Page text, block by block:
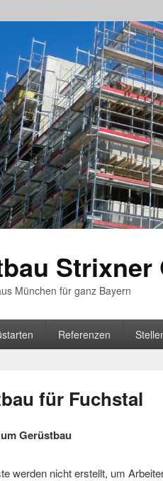
Strixner
München für ganz Bayern
Referenzen
für Fuchstal
Gerüstbau
werden nicht erstellt, um